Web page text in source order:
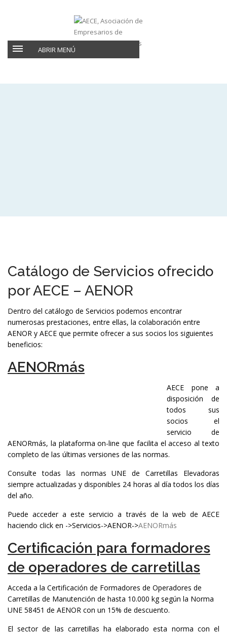
ABRIR MENÚ
Catálogo de Servicios ofrecido
por AECE – AENOR
Dentro del catálogo de Servicios podemos encontrar
numerosas prestaciones, entre ellas, la colaboración entre
AENOR y AECE que permite ofrecer a sus socios los siguientes
beneficios:
AENORmás
AECE pone a
disposición de
todos sus
socios el
servicio de
AENORmás, la plataforma on-line que facilita el acceso al texto
completo de las últimas versiones de las normas.
Consulte todas las normas UNE de Carretillas Elevadoras
siempre actualizadas y disponibles 24 horas al día todos los días
del año.
Puede acceder a este servicio a través de la web de AECE
haciendo click en ->Servicios->AENOR->AENORmás
Certificación para formadores
de operadores de carretillas
Acceda a la Certificación de Formadores de Operadores de
Carretillas de Manutención de hasta 10.000 kg según la Norma
UNE 58451 de AENOR con un 15% de descuento.
El sector de las carretillas ha elaborado esta norma con el